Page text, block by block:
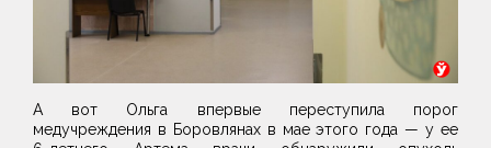
А вот Ольга впервые переступила порог
медучреждения в Боровлянах в мае этого года — у ее